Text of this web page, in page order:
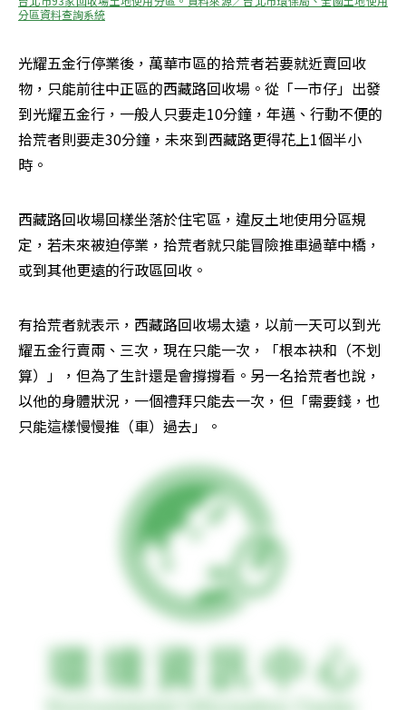
分區資料查詢系統
光耀五金行停業後，萬華市區的拾荒者若要就近賣回收
物，只能前往中正區的西藏路回收場。從「一市仔」出發
到光耀五金行，一般人只要走10分鐘，年邁、行動不便的
拾荒者則要走30分鐘，未來到西藏路更得花上1個半小
時。
西藏路回收場回樣坐落於住宅區，違反土地使用分區規
定，若未來被迫停業，拾荒者就只能冒險推車過華中橋，
或到其他更遠的行政區回收。
有拾荒者就表示，西藏路回收場太遠，以前一天可以到光
耀五金行賣兩、三次，現在只能一次，「根本袂和（不划
算）」，但為了生計還是會撐撐看。另一名拾荒者也說，
以他的身體狀況，一個禮拜只能去一次，但「需要錢，也
只能這樣慢慢推（車）過去」。